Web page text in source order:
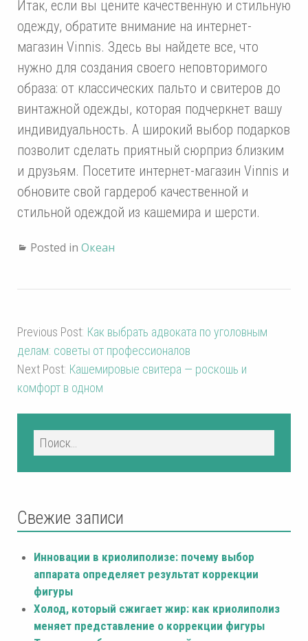
Итак, если вы цените качественную и стильную
одежду, обратите внимание на интернет-
магазин Vinnis. Здесь вы найдете все, что
нужно для создания своего неповторимого
образа: от классических пальто и свитеров до
винтажной одежды, которая подчеркнет вашу
индивидуальность. А широкий выбор подарков
позволит сделать приятный сюрприз близким
и друзьям. Посетите интернет-магазин Vinnis и
обновите свой гардероб качественной и
стильной одеждой из кашемира и шерсти.
Posted in Океан
Previous Post: Как выбрать адвоката по уголовным
делам: советы от профессионалов
Next Post: Кашемировые свитера — роскошь и
комфорт в одном
Свежие записи
Инновации в криолиполизе: почему выбор
аппарата определяет результат коррекции
фигуры
Холод, который сжигает жир: как криолиполиз
меняет представление о коррекции фигуры